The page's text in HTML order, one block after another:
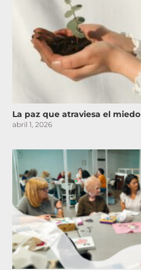
La paz que atraviesa el miedo
abril 1, 2026